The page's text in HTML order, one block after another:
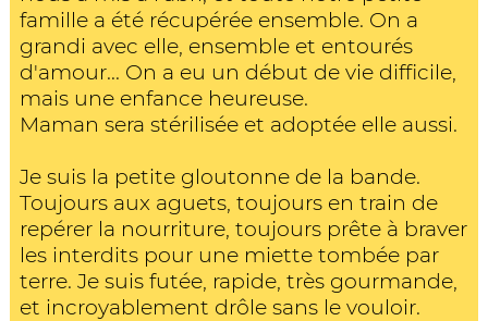
famille a été récupérée ensemble. On a
grandi avec elle, ensemble et entourés
d'amour... On a eu un début de vie difficile,
mais une enfance heureuse.
Maman sera stérilisée et adoptée elle aussi.
Je suis la petite gloutonne de la bande.
Toujours aux aguets, toujours en train de
repérer la nourriture, toujours prête à braver
les interdits pour une miette tombée par
terre. Je suis futée, rapide, très gourmande,
et incroyablement drôle sans le vouloir.